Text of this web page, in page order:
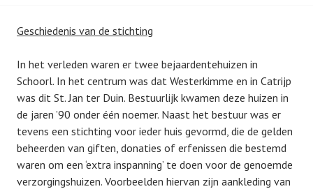
Geschiedenis van de stichting
In het verleden waren er twee bejaardentehuizen in
Schoorl. In het centrum was dat Westerkimme en in Catrijp
was dit St. Jan ter Duin. Bestuurlijk kwamen deze huizen in
de jaren ’90 onder één noemer. Naast het bestuur was er
tevens een stichting voor ieder huis gevormd, die de gelden
beheerden van giften, donaties of erfenissen die bestemd
waren om een ‘extra inspanning’ te doen voor de genoemde
verzorgingshuizen. Voorbeelden hiervan zijn aankleding van